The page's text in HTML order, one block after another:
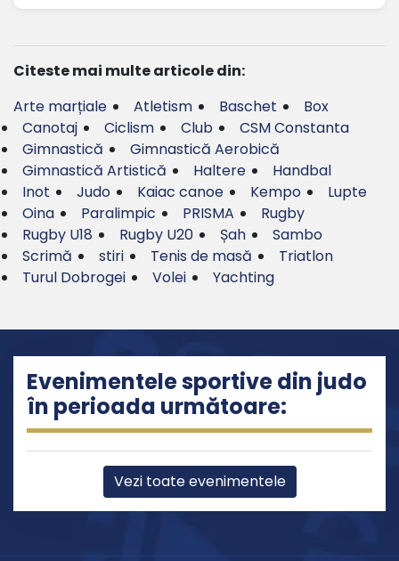
Citeste mai multe articole din:
Arte marțiale
Atletism Baschet
Box
Canotaj
Ciclism Club
CSM Constanta
Gimnastică
Gimnastică Aerobică
Gimnastică Artistică
Haltere
Handbal
Inot
Judo Kaiac canoe Kempo
Lupte
Oina
Paralimpic PRISMA
Rugby
Rugby U18
Rugby U20 Șah
Sambo
Scrimă
stiri Tenis de masă
Triatlon
Turul Dobrogei
Volei Yachting
Evenimentele sportive din judo
în perioada următoare:
Vezi toate evenimentele